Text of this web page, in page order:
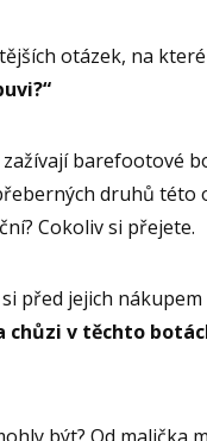
otázek, na
barefootové
druhů této
Cokoliv si přejete.
před jejich
chůzi v těchto